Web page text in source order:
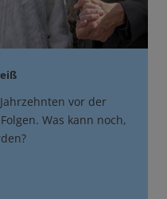
vor der
Was kann noch,